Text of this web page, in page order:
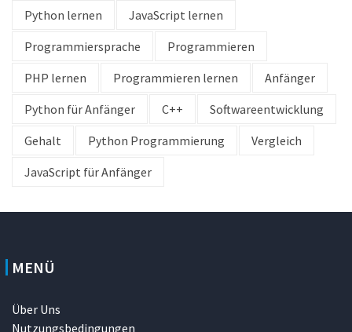
Python lernen
JavaScript lernen
Programmiersprache
Programmieren
PHP lernen
Programmieren lernen
Anfänger
Python für Anfänger
C++
Softwareentwicklung
Gehalt
Python Programmierung
Vergleich
JavaScript für Anfänger
MENÜ
Über Uns
Nutzungsbedingungen